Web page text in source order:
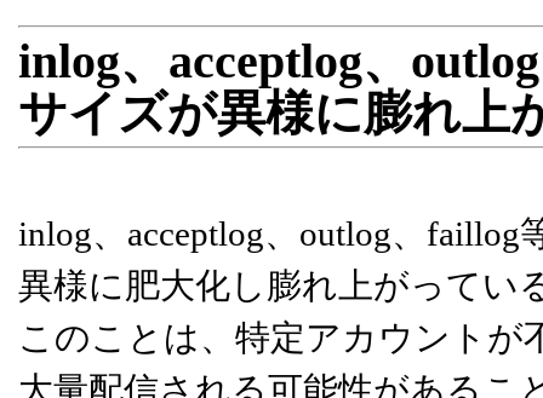
inlog、acceptlog、
サイズが異様に膨れ上
inlog、acceptlog、outlog、
異様に肥大化し膨れ上がってい
このことは、特定アカウント
大量配信される可能性があるこ